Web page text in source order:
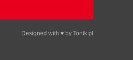
Designed with ♥ by Tonik.pl